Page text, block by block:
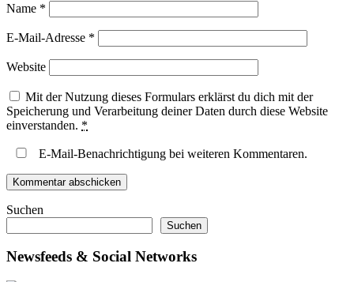
Name *
E-Mail-Adresse *
Website
Mit der Nutzung dieses Formulars erklärst du dich mit der
Speicherung und Verarbeitung deiner Daten durch diese Website
einverstanden. *
E-Mail-Benachrichtigung bei weiteren Kommentaren.
Suchen
Suchen
Newsfeeds & Social Networks